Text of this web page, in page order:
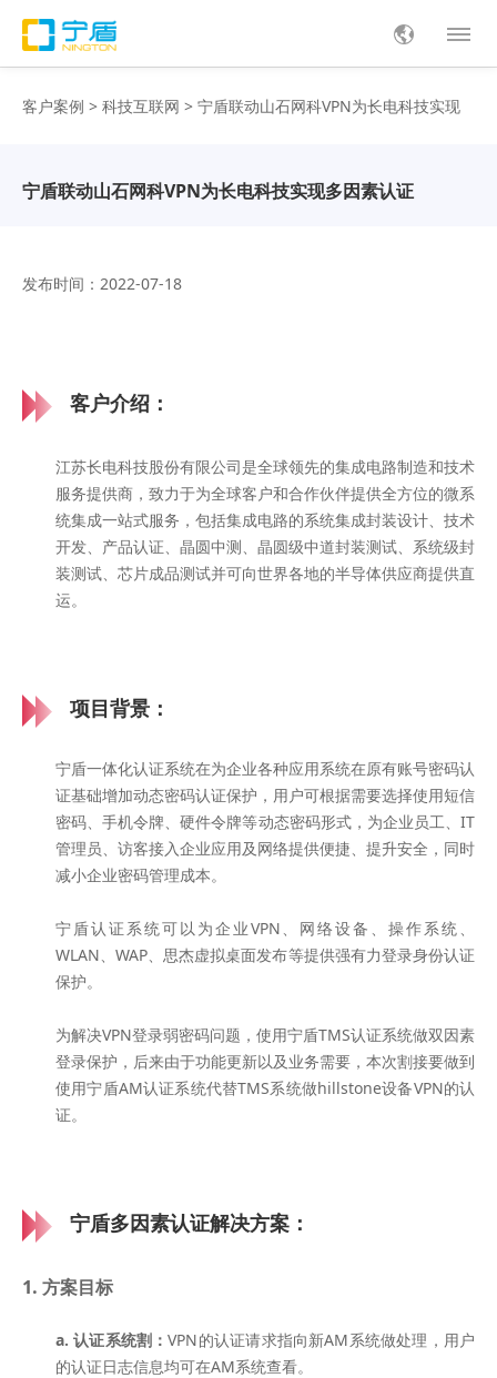
客户案例 > 科技互联网 > 宁盾联动山石网科VPN为长电科技实现
多因素认证
宁盾联动山石网科VPN为长电科技实现多因素认证
发布时间：2022-07-18
客户介绍：
江苏长电科技股份有限公司是全球领先的集成电路制造和技术
服务提供商，致力于为全球客户和合作伙伴提供全方位的微系
统集成一站式服务，包括集成电路的系统集成封装设计、技术
开发、产品认证、晶圆中测、晶圆级中道封装测试、系统级封
装测试、芯片成品测试并可向世界各地的半导体供应商提供直
运。
项目背景：
宁盾一体化认证系统在为企业各种应用系统在原有账号密码认
证基础增加动态密码认证保护，用户可根据需要选择使用短信
密码、手机令牌、硬件令牌等动态密码形式，为企业员工、IT
管理员、访客接入企业应用及网络提供便捷、提升安全，同时
减小企业密码管理成本。
宁盾认证系统可以为企业VPN、网络设备、操作系统、
WLAN、WAP、思杰虚拟桌面发布等提供强有力登录身份认证
保护。
为解决VPN登录弱密码问题，使用宁盾TMS认证系统做双因素
登录保护，后来由于功能更新以及业务需要，本次割接要做到
使用宁盾AM认证系统代替TMS系统做hillstone设备VPN的认
证。
宁盾多因素认证解决方案：
1. 方案目标
a. 认证系统割：VPN的认证请求指向新AM系统做处理，用户
的认证日志信息均可在AM系统查看。